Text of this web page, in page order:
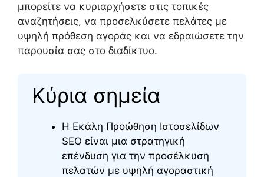
μπορείτε να κυριαρχήσετε στις τοπικές
αναζητήσεις, να προσελκύσετε πελάτες με
υψηλή πρόθεση αγοράς και να εδραιώσετε την
παρουσία σας στο διαδίκτυο.
Κύρια σημεία
Η Εκάλη Προώθηση Ιστοσελίδων
SEO είναι μια στρατηγική
επένδυση για την προσέλκυση
πελατών με υψηλή αγοραστική